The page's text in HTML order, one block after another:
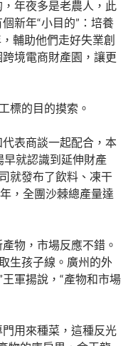
年夜多是老農人，此
新年“小目的”：培養
輔助他們走好失業創
境電商財產園，讓更
標的目的摸索。
表商談一起配合，本
早就認識到延伸財產
就發布了飲料、凍干
，全團沙棘總產量達
物，市場反應不錯。
生孩子線。廣州的外
軍揚說，“產物和市場
用來種菜，這種反光